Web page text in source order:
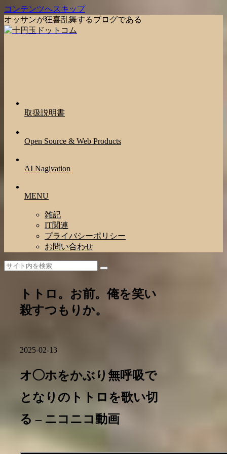
コンテンツへスキップ
オッサンが狂喜乱舞するブログである
取扱説明書
Open Source & Web Products
AI Nagivation
MENU
雑記
IT関連
プライバシーポリシー
お問い合わせ
トトロ。お前。俺を笑い
殺すつもりか。
2025-02-13
オ◯ホをかぶり無呼吸で
となりのトトロを歌い切
る – ニコニコ動画